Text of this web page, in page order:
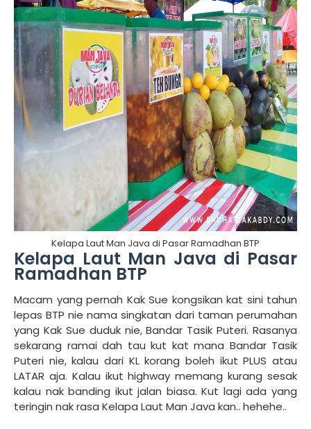
Kelapa Laut Man Java di Pasar Ramadhan BTP
Kelapa Laut Man Java di Pasar
Ramadhan BTP
Macam yang pernah Kak Sue kongsikan kat sini tahun
lepas BTP nie nama singkatan dari taman perumahan
yang Kak Sue duduk nie, Bandar Tasik Puteri. Rasanya
sekarang ramai dah tau kut kat mana Bandar Tasik
Puteri nie, kalau dari KL korang boleh ikut PLUS atau
LATAR aja. Kalau ikut highway memang kurang sesak
kalau nak banding ikut jalan biasa. Kut lagi ada yang
teringin nak rasa Kelapa Laut Man Java kan.. hehehe..